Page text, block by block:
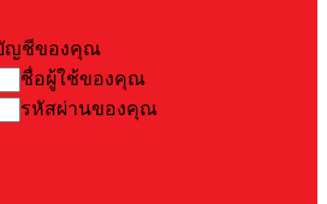
ญชีของคุณ
ชื่อผู้ใช้ของคุณ
รหัสผ่านของคุณ